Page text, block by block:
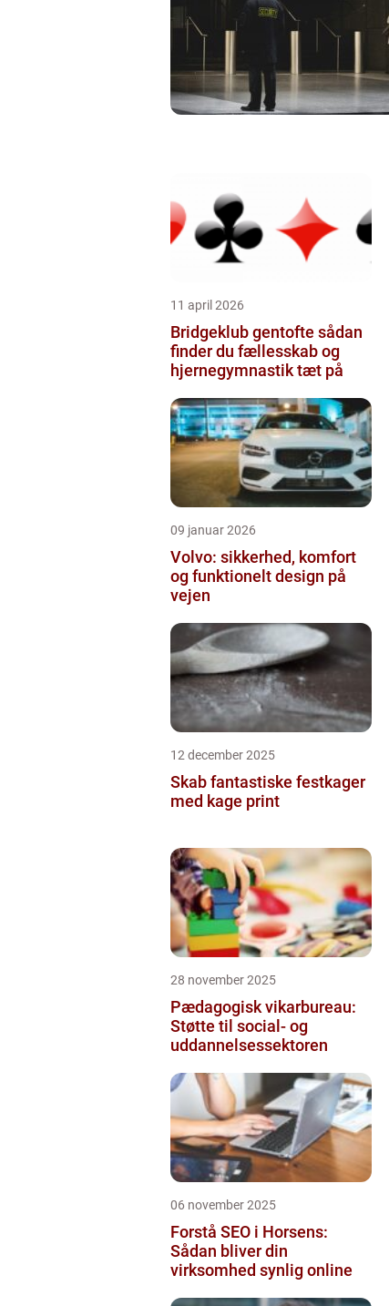
11 april 2026
Bridgeklub gentofte sådan
finder du fællesskab og
hjernegymnastik tæt på
09 januar 2026
Volvo: sikkerhed, komfort
og funktionelt design på
vejen
12 december 2025
Skab fantastiske festkager
med kage print
28 november 2025
Pædagogisk vikarbureau:
Støtte til social- og
uddannelsessektoren
06 november 2025
Forstå SEO i Horsens:
Sådan bliver din
virksomhed synlig online